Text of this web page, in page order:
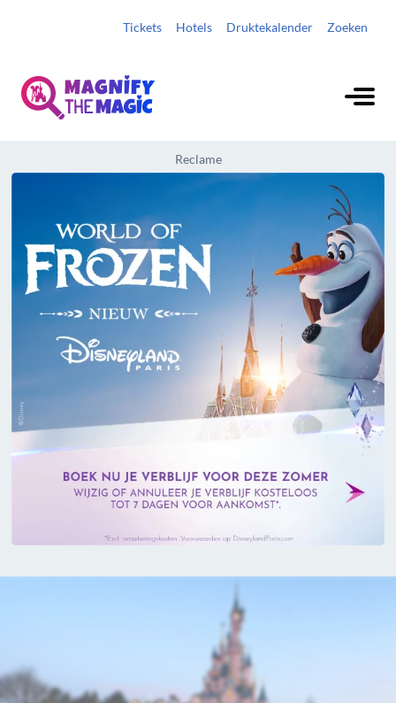
Tickets Hotels Druktekalender Zoeken
Reclame